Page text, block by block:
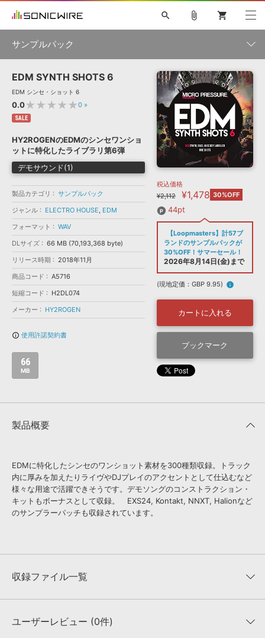
ソフト音源 »
プラグイン・エフェクト »
サンプルパック »
ソフトウェア／ツール »
DAW »
効果音 »
BGM »
特集 »
ニュースレター »
SONICWIREブログ »
製品サポート情報 »
DTMガイド »
FAQ »
お問い合わせ »
音楽カード
楽曲配信流通 サービス
無償のサウンド管理ソフト
次世代型 ボーカル・エディタ
APS
search
初音ミク NT 鏡音リン・レン V4X 巡音ルカ V4X
MEIKO V3
KAITO V3
VOCALOID TOONTRACK
SPITFIRE AUDIO
VIENNA
EZ DRUMMER 3
ライセンスフリーBGM
ボーカル抜き出し
DUBSTEP
ELECTRONICA
EDM TRANCE MUTANT
ROUTER.FM
SONOCA
ソフト音源 プラグイン・エフェクト
ソフトウェア／ツール 効果音
attach_file shopping_cart
サンプルパック
製品一覧
メーカー
フォーマット
ランキング
EDM SYNTH SHOTS 6
EDM シンセ・ショット 6
0.0★★★★★0 »
SALE
HY2ROGENのEDMのシンセワンショ
ットに特化したライブラリ第6弾
デモサウンド(1)
製品カテゴリ
サンプルパック
ジャンル
ELECTRO HOUSE, EDM
フォーマット
WAV
DLサイズ
66 MB (70,193,368 byte)
リリース時期
2018年11月
商品コード
A5716
短縮コード
H2DL074
メーカー
HY2ROGEN
info_outline 使用許諾契約書
66
MB
税込価格
¥2,112
¥1,478 30%OFF
44pt
【Loopmasters】計57ブ
ランドのサンプルパックが
30%OFF！サマーセール！
2026年8月14日(金)まで
(現地定価：GBP 9.95) info
カートに入れる
ブックマーク
製品概要
EDMに特化したシンセのワンショット素材を300種類収録。トラック
内に厚みを加えたりライヴやDJプレイのアクセントとして仕込むなど
様々な用途で活躍できそうです。デモソングのコンストラクション・
キットもボーナスとして収録。 EXS24, Kontakt, NNXT, Halionなど
のサンプラーパッチも収録されています。
収録ファイル一覧
収録ファイル一覧
ユーザーレビュー (0件)